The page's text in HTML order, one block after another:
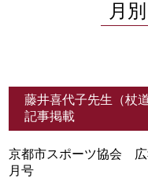
月
藤井喜代子先生（杖
記事掲載
京都市スポーツ協会 広
月号